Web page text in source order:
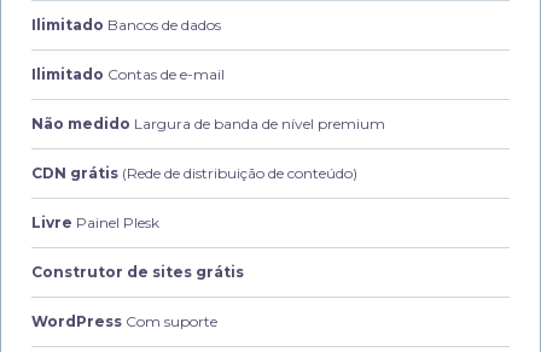
Ilimitado Bancos de dados
Ilimitado Contas de e-mail
Não medido Largura de banda de nível premium
CDN grátis (Rede de distribuição de conteúdo)
Livre Painel Plesk
Construtor de sites grátis
WordPress Com suporte